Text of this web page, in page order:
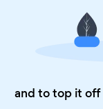
and to top it off